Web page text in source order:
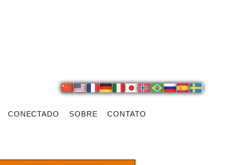
CONECTADO SOBRE CONTATO